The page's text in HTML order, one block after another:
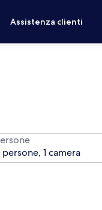
Assistenza clienti